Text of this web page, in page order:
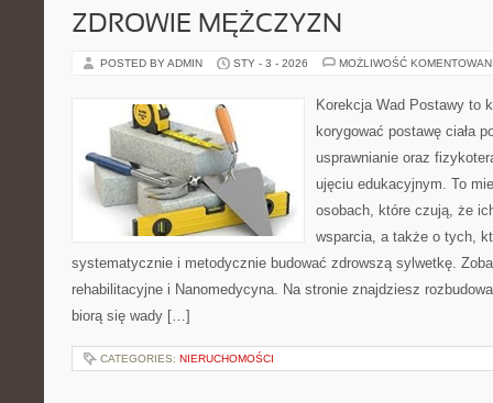
ZDROWIE MĘŻCZYZN
POSTED BY ADMIN STY - 3 - 2026 MOŻLIWOŚĆ
Korekcja Wad Postawy to
korygować postawę ciała
usprawnianie oraz
ujęciu edukacyjnym. To
osobach, które czują, że
wsparcia, a także o tych,
systematycznie i metodycznie budować zdrowszą sylwetkę.
rehabilitacyjne i Nanomedycyna. Na stronie znajdziesz
biorą się wady […]
CATEGORIES: NIERUCHOMOŚCI